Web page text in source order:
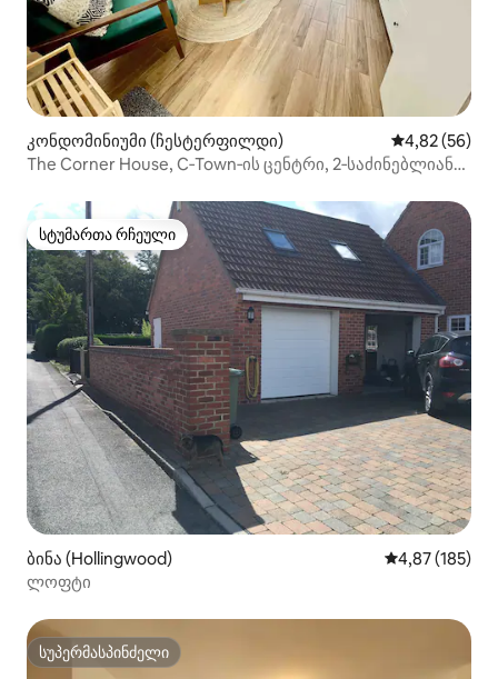
კონდომინიუმი (ჩესტერფილდი) საშუალო
4,82 (56)
The Corner House, C‑Town‑ის ცენტრი, 2‑საძინებლიანი
სტუმართა რჩეული
სტუმართა რჩეული
ბინა (Hollingwood) საშუალო
4,87 (185)
ლოფტი
სუპერმასპინძელი
სუპერმასპინძელი